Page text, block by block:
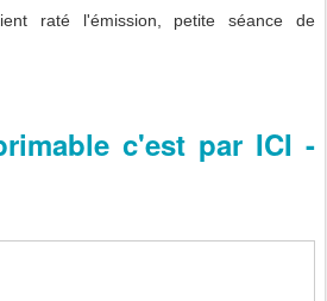
raté l'émission, petite séance de
c'est par ICI -